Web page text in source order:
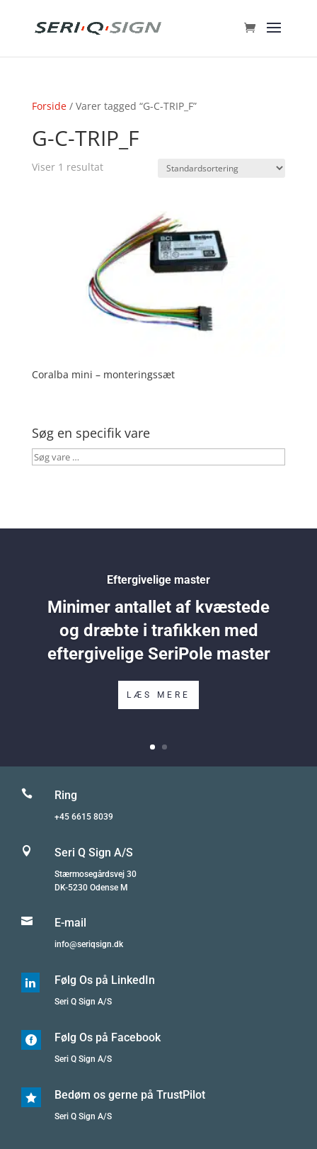
Forside/ Varer tagged “G-C-TRIP_F”
G-C-TRIP_F
Viser 1 resultat
Coralba mini – monteringssæt
Søg en specifik vare
Søg
Eftergivelige master
Minimer antallet af kvæstede
og dræbte i trafikken med
eftergivelige SeriPole master
LÆS MERE
 Ring
+45 6615 8039
 Seri Q Sign A/S
Stærmosegårdsvej 30
DK-5230 Odense M
 E-mail
info@seriqsign.dk
 Følg Os på LinkedIn
Seri Q Sign A/S
 Følg Os på Facebook
Seri Q Sign A/S
 Bedøm os gerne på TrustPilot
Seri Q Sign A/S